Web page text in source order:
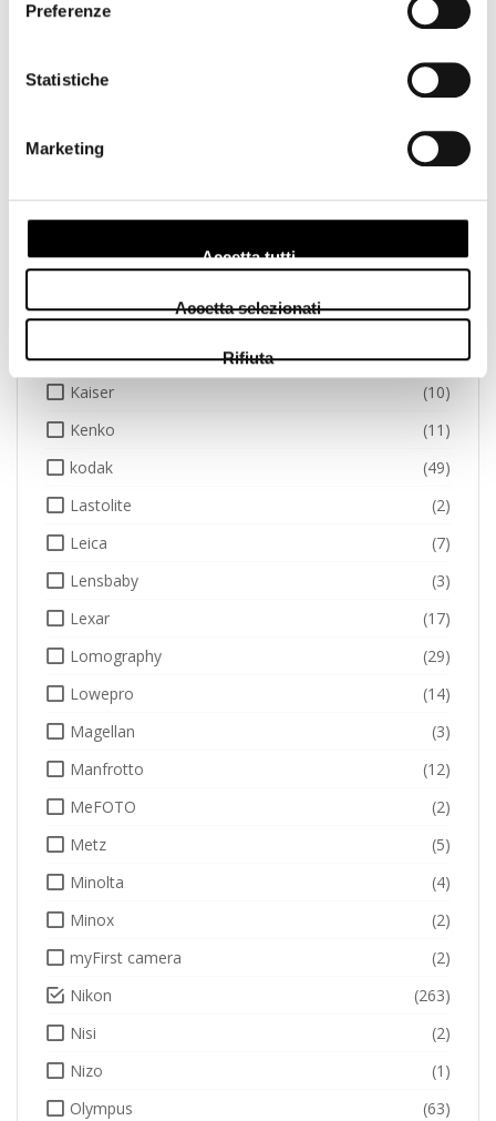
Preferenze
Statistiche
Marketing
Accetta tutti
Accetta selezionati
Rifiuta
Godox
(3)
Hama
(7)
(11)
(20)
Ilford
(11)
Joby
(6)
Jupio
(28)
Kaiser
(10)
Kenko
(11)
kodak
(49)
Lastolite
(2)
Leica
(7)
Lensbaby
(3)
Lexar
(17)
Lomography
(29)
Lowepro
(14)
Magellan
(3)
Manfrotto
(12)
MeFOTO
(2)
Metz
(5)
Minolta
(4)
Minox
(2)
myFirst camera
(2)
Nikon
(263)
Nisi
(2)
Nizo
(1)
Olympus
(63)